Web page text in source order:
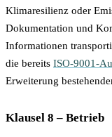
Klimaresilienz oder
Dokumentation und
Informationen
die bereits ISO-9001-
Erweiterung
Klausel 8 – Betrieb